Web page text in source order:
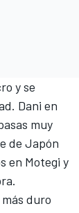
y se
Dani en
muy
de Japón
en Motegi y
duro